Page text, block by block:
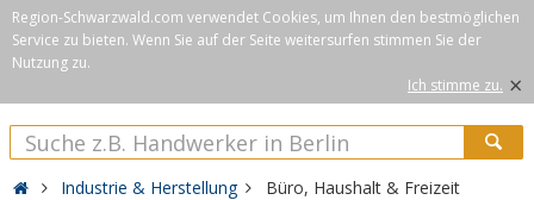
Region-Schwarzwald.com verwendet Cookies, um Ihnen den bestmöglichen
Service zu bieten. Wenn Sie auf der Seite weitersurfen stimmen Sie der
Nutzung zu.
Ich stimme zu. ×
Industrie & Herstellung Büro, Haushalt & Freizeit